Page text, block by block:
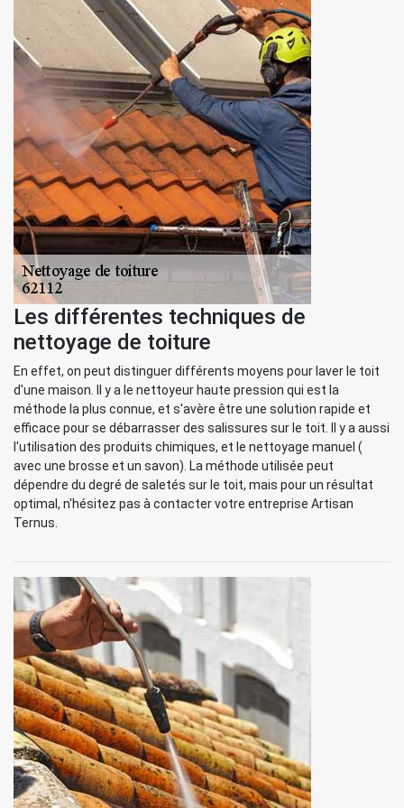
Les différentes techniques de
nettoyage de toiture
En effet, on peut distinguer différents moyens pour laver le toit
d'une maison. Il y a le nettoyeur haute pression qui est la
méthode la plus connue, et s'avère être une solution rapide et
efficace pour se débarrasser des salissures sur le toit. Il y a aussi
l'utilisation des produits chimiques, et le nettoyage manuel (
avec une brosse et un savon). La méthode utilisée peut
dépendre du degré de saletés sur le toit, mais pour un résultat
optimal, n'hésitez pas à contacter votre entreprise Artisan
Ternus.